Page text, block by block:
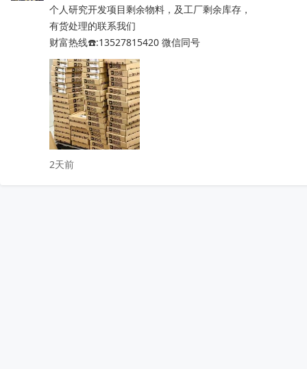
个人研究开发项目剩余物料，及工厂剩余库存，
有货处理的联系我们
财富热线☎️:13527815420 微信同号
2天前